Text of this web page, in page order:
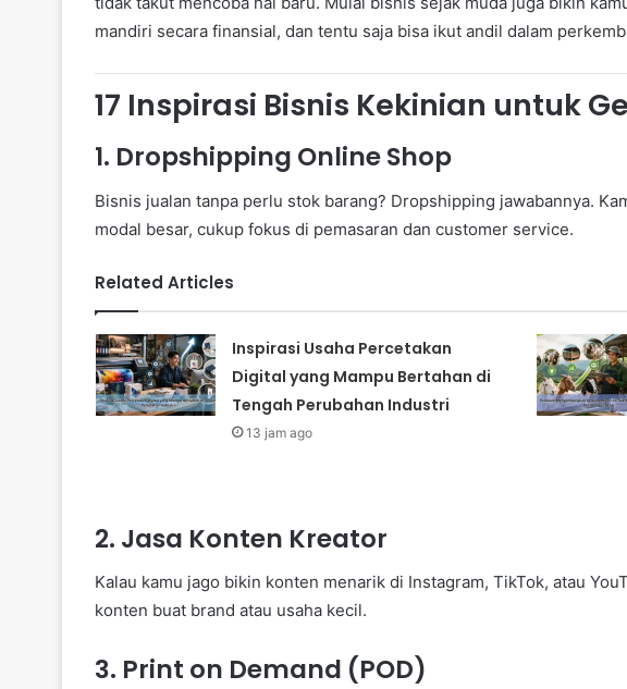
mandiri secara finansial, dan tentu saja bisa ikut andil dalam
17 Inspirasi Bisnis Kekinian untuk
1. Dropshipping Online Shop
Bisnis jualan tanpa perlu stok barang? Dropshipping jawabannya.
modal besar, cukup fokus di pemasaran dan customer service.
Related Articles
Inspirasi Usaha Percetakan
Digital yang Mampu Bertahan di
Tengah Perubahan Industri
13 jam ago
2. Jasa Konten Kreator
Kalau kamu jago bikin konten menarik di Instagram, TikTok, atau
konten buat brand atau usaha kecil.
3. Print on Demand (POD)